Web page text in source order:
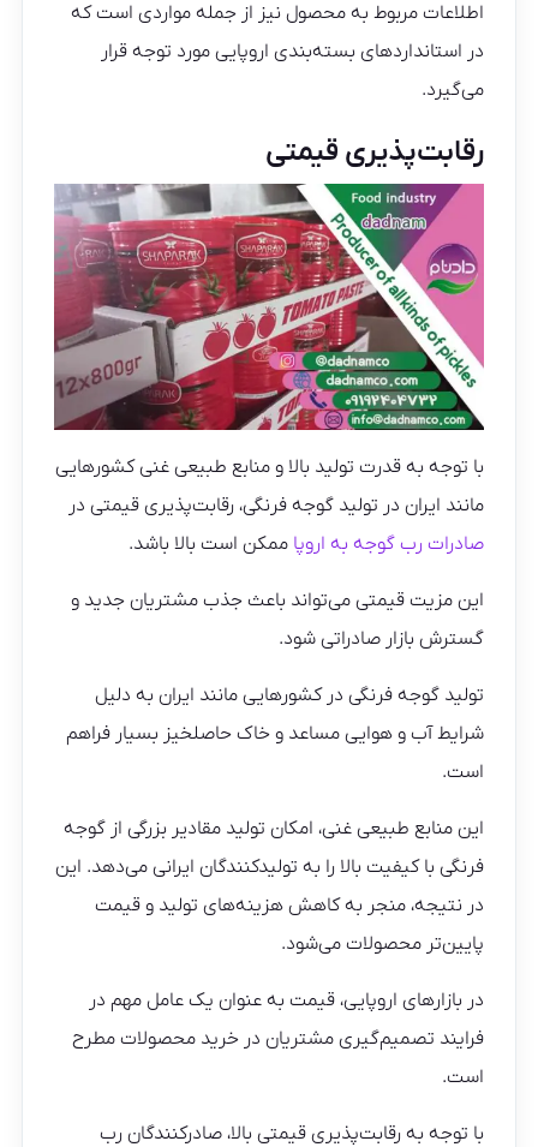
اطلاعات مربوط به محصول نیز از جمله مواردی است که
در استانداردهای بسته‌بندی اروپایی مورد توجه قرار
می‌گیرد.
رقابت‌پذیری قیمتی
با توجه به قدرت تولید بالا و منابع طبیعی غنی کشورهایی
مانند ایران در تولید گوجه فرنگی، رقابت‌پذیری قیمتی در
صادرات رب گوجه به اروپا ممکن است بالا باشد.
این مزیت قیمتی می‌تواند باعث جذب مشتریان جدید و
گسترش بازار صادراتی شود.
تولید گوجه فرنگی در کشورهایی مانند ایران به دلیل
شرایط آب و هوایی مساعد و خاک حاصلخیز بسیار فراهم
است.
این منابع طبیعی غنی، امکان تولید مقادیر بزرگی از گوجه
فرنگی با کیفیت بالا را به تولیدکنندگان ایرانی می‌دهد. این
در نتیجه، منجر به کاهش هزینه‌های تولید و قیمت
پایین‌تر محصولات می‌شود.
در بازارهای اروپایی، قیمت به عنوان یک عامل مهم در
فرایند تصمیم‌گیری مشتریان در خرید محصولات مطرح
است.
با توجه به رقابت‌پذیری قیمتی بالا، صادرکنندگان رب